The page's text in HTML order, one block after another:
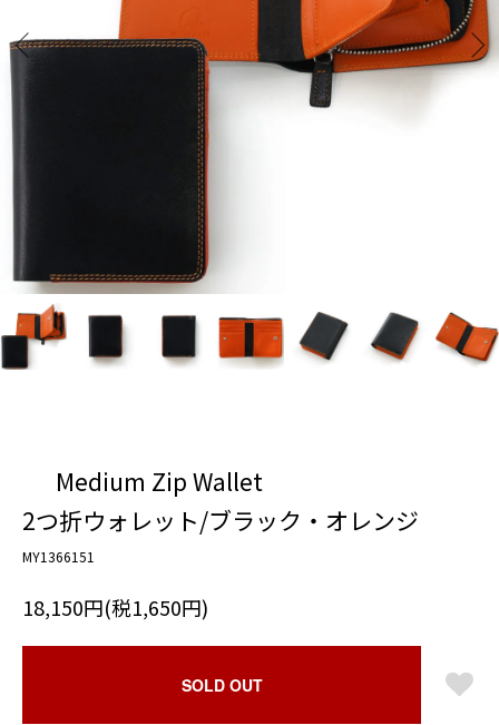
Medium Zip Wallet
2つ折ウォレット/ブラック・オレンジ
MY1366151
18,150円(税1,650円)
SOLD OUT